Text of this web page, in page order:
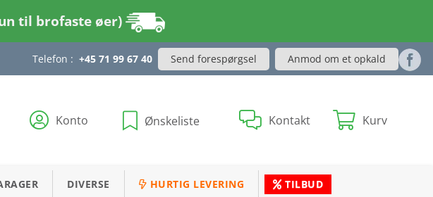
til brofaste øer)
Telefon : +45 71 99 67 40 Send forespørgsel Anmod om et opkald
Konto Ønskeliste Kontakt Kurv
DIVERSE HURTIG LEVERING TILBUD